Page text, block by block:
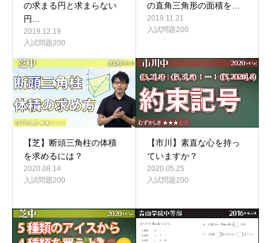
の求まる円と求まらない
円…
2019.12.19
入試問題200
の直角三角形の面積を…
2019.11.21
入試問題200
【芝】断頭三角柱の体積
を求めるには？
2020.08.14
入試問題200
【市川】素直な心を持っ
ていますか？
2020.05.25
入試問題200